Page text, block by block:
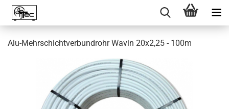
Alu-Mehrschichtverbundrohr Wavin 20x2,25 - 100m